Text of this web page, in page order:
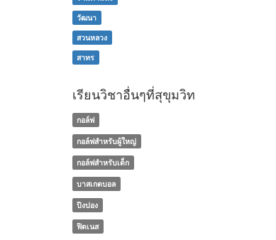
วัฒนา
สวนหลวง
สาทร
เรียนวิชาอื่นๆที่สุขุมวิท
กอล์ฟ
กอล์ฟสำหรับผู้ใหญ่
กอล์ฟสำหรับเด็ก
บาสเกตบอล
ปิงปอง
ฟิตเนส